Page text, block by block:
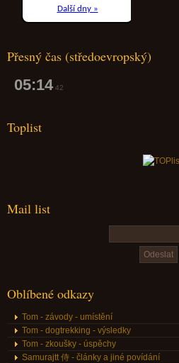
Přesný čas (středoevropský)
05:14 42
Toplist
Mail list
Oblíbené odkazy
Tom - závody - umístění
Tom - dogtrekking - výsledky
Tom - zkoušky - úspěchy
Samurajtt 侍 - články a jiné povídání